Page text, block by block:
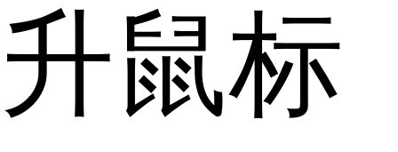
升鼠标